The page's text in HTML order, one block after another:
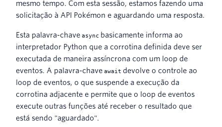
mesmo tempo. Com esta sessão, estamos fazendo uma
solicitação à API Pokémon e aguardando uma resposta.
Esta palavra-chave async basicamente informa ao
interpretador Python que a corrotina definida deve ser
executada de maneira assíncrona com um loop de
eventos. A palavra-chave await devolve o controle ao
loop de eventos, o que suspende a execução da
corrotina adjacente e permite que o loop de eventos
execute outras funções até receber o resultado que
está sendo "aguardado".